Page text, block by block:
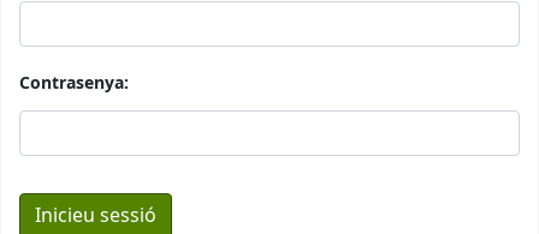
Contrasenya: